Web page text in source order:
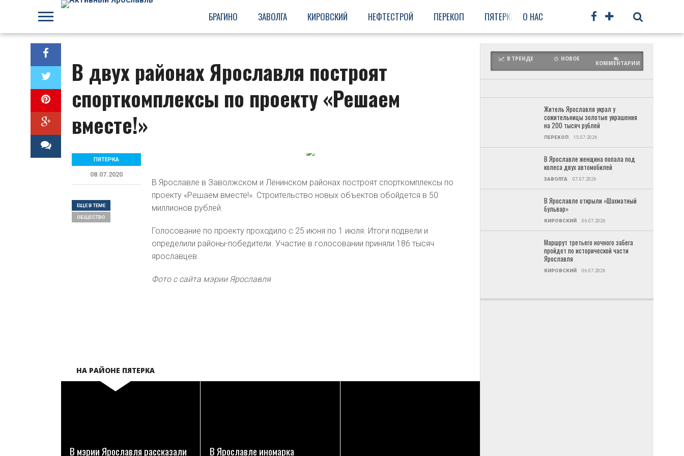
БРАГИНО ЗАВОЛГА КИРОВСКИЙ НЕФТЕСТРОЙ ПЕРЕКОП ПЯТЕРКА ФРУНЗЕНСКИЙ ПРОЧЕЕ
О НАС
В двух районах Ярославля построят
спорткомплексы по проекту «Решаем
вместе!»
В Ярославле в Заволжском и Ленинском районах построят спорткомплексы по
проекту «Решаем вместе!». Строительство новых объектов обойдется в 50
миллионов рублей.
Голосование по проекту проходило с 25 июня по 1 июля. Итоги подвели и
определили районы-победители. Участие в голосовании приняли 186 тысяч
ярославцев.
Фото с сайта мэрии Ярославля
ПЯТЕРКА
08.07.2020
ЕЩЕ В ТЕМЕ
ОБЩЕСТВO
НА РАЙОНЕ ПЯТЕРКА
В мэрии Ярославля рассказали
В Ярославле иномарка
В ТРЕНДЕ НОВОЕ
КОММЕНТАРИИ
Житель Ярославля украл у
сожительницы золотые украшения
на 200 тысяч рублей
ПЕРЕКОП 15.07.2026
В Ярославле женщина попала под
колеса двух автомобилей
ЗАВОЛГА 07.07.2026
В Ярославле открыли «Шахматный
бульвар»
КИРОВСКИЙ 06.07.2026
Маршрут третьего ночного забега
пройдет по исторической части
Ярославля
КИРОВСКИЙ 06.07.2026